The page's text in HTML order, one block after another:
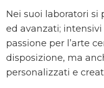
Nei suoi laboratori si
ed avanzati;
passione per l’arte
disposizione, ma
personalizzati e